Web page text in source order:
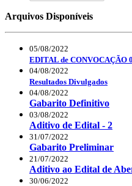
Arquivos Disponíveis
05/08/2022
EDITAL de CONVOCAÇÃO
04/08/2022
Resultados Divulgados
04/08/2022
Gabarito Definitivo
03/08/2022
Aditivo de Edital - 2
31/07/2022
Gabarito Preliminar
21/07/2022
Aditivo ao Edital de
30/06/2022